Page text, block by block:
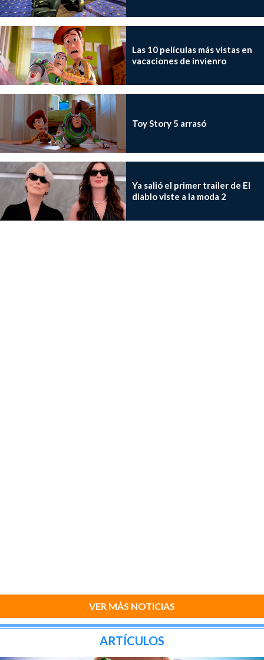
Las 10 películas más vistas en
vacaciones de invienro
Toy Story 5 arrasó
Ya salió el primer trailer de El
diablo viste a la moda 2
VER MÁS NOTICIAS
ARTÍCULOS